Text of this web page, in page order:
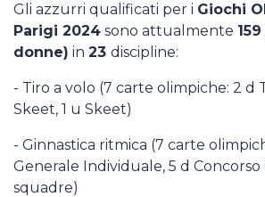
Gli azzurri qualificati per i Giochi
Parigi 2024 sono attualmente
donne) in 23 discipline:
- Tiro a volo (7 carte olimpiche: 2 d
Skeet, 1 u Skeet)
- Ginnastica ritmica (7 carte
Generale Individuale, 5 d Concorso
squadre)